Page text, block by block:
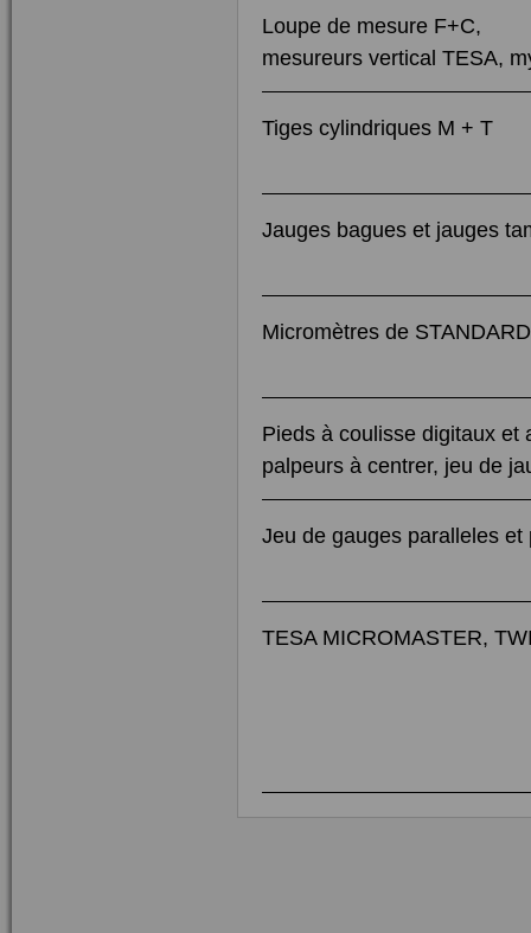
Loupe de mesure F+C,
mesureurs vertical TESA,
Tiges cylindriques M + T
Jauges bagues et jauges
Micromètres de
Pieds à coulisse digitaux et
palpeurs à centrer, jeu de
Jeu de gauges paralleles
TESA MICROMASTER,